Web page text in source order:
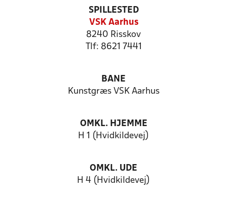
SPILLESTED
VSK Aarhus
8240 Risskov
Tlf: 8621 7441
BANE
Kunstgræs VSK Aarhus
OMKL. HJEMME
H 1 (Hvidkildevej)
OMKL. UDE
H 4 (Hvidkildevej)